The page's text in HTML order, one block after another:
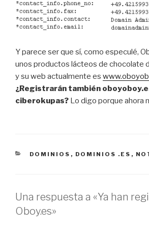
Y parece ser que sí, como especulé,
unos productos lácteos de chocolate
y su web actualmente es
¿Registrarán también
ciberokupas? Lo digo porque ahora
CATEGORÍAS
DOMINIOS , DOMINIOS .ES ,
Una respuesta a «Ya han
Oboy.es»